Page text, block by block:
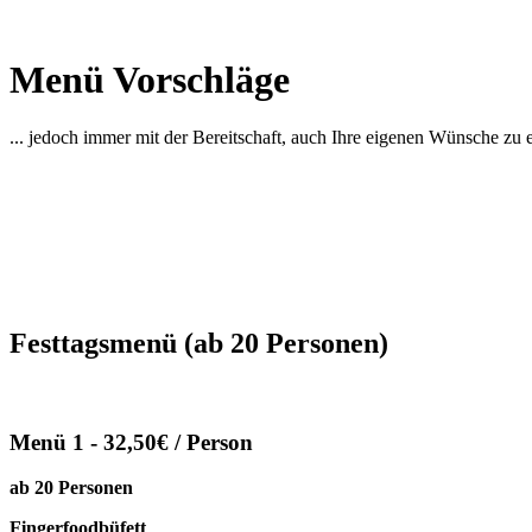
Menü Vorschläge
... jedoch immer mit der Bereitschaft, auch Ihre eigenen Wünsche zu
Festtagsmenü (ab 20 Personen)
Menü 1 - 32,50€ / Person
ab 20 Personen